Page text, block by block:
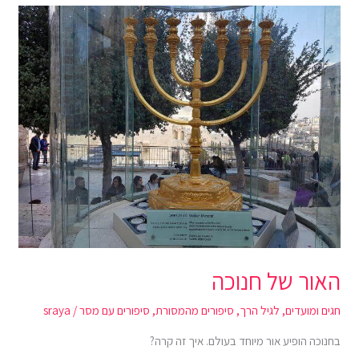
האור של חנוכה
חגים ומועדים, לגיל הרך, סיפורים מהמסורת, סיפורים עם מסר/
sraya
בחנוכה הופיע אור מיוחד בעולם. איך זה קרה?
חנוכה